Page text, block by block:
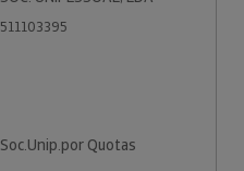
511103395
Soc.Unip.por Quotas